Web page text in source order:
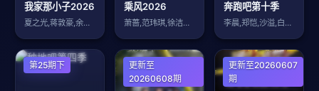
我家那小子2026
夏之光,蒋敦豪,余承恩,王瀚哲,齐思钧,
乘风2026
萧蔷,范玮琪,徐洁儿,乌兰图雅,叶一茜,
奔跑吧第十季
李晨,郑恺,沙溢,白鹿,范丞丞,张真源,
大陆综艺
第25期下 大陆综艺
更新至
20260608期
大陆综艺
更新至20260607
期